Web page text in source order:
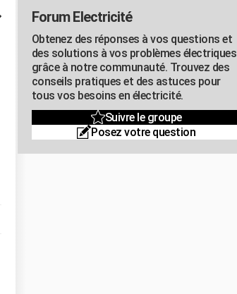
Forum Electricité
Obtenez des réponses à vos questions et
des solutions à vos problèmes électriques
grâce à notre communauté. Trouvez des
conseils pratiques et des astuces pour
tous vos besoins en électricité.
Suivre le groupe
Posez votre question